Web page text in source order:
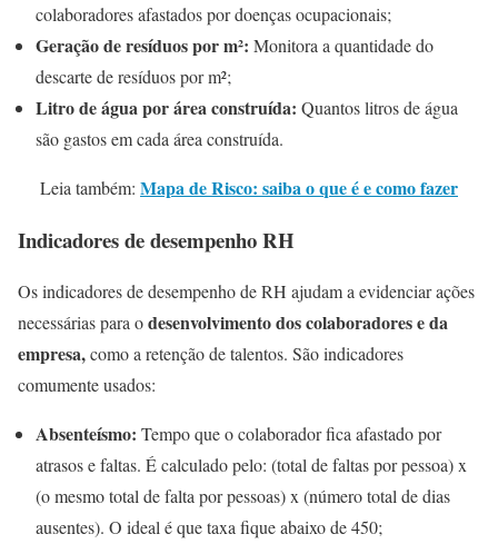
colaboradores afastados por doenças ocupacionais;
Geração de resíduos por m²: Monitora a quantidade do
descarte de resíduos por m²;
Litro de água por área construída: Quantos litros de água
são gastos em cada área construída.
Leia também: Mapa de Risco: saiba o que é e como fazer
Indicadores de desempenho RH
Os indicadores de desempenho de RH ajudam a evidenciar ações
necessárias para odesenvolvimento dos colaboradores e da
empresa,como a retenção de talentos. São indicadores
comumente usados:
Absenteísmo: Tempo que o colaborador fica afastado por
atrasos e faltas. É calculado pelo: (total de faltas por pessoa) x
(o mesmo total de falta por pessoas) x (número total de dias
ausentes). O ideal é que taxa fique abaixo de 450;